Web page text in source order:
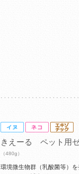
きえーる ペット用
（480g）
環境微生物群（乳酸菌等）